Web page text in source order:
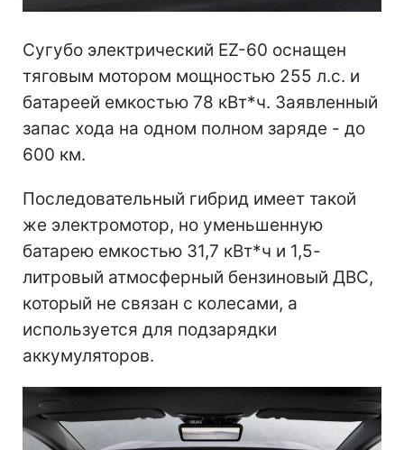
Сугубо электрический EZ-60 оснащен
тяговым мотором мощностью 255 л.с. и
батареей емкостью 78 кВт*ч. Заявленный
запас хода на одном полном заряде - до
600 км.
Последовательный гибрид имеет такой
же электромотор, но уменьшенную
батарею емкостью 31,7 кВт*ч и 1,5-
литровый атмосферный бензиновый ДВС,
который не связан с колесами, а
используется для подзарядки
аккумуляторов.